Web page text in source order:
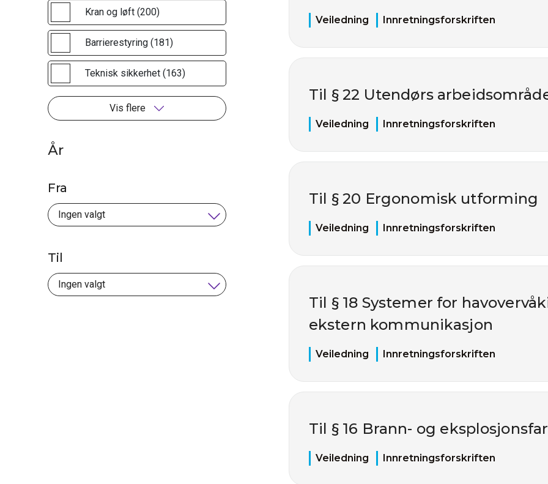
Kran og løft (200)
Barrierestyring (181)
Teknisk sikkerhet (163)
Vis flere
År
Fra
Til
Veiledning Innretningsforskriften
Til § 22 Utendørs
Veiledning Innretningsforskriften
Til § 20 Ergonomisk utforming
Veiledning Innretningsforskriften
Til § 18 Systemer for
ekstern kommunikasjon
Veiledning Innretningsforskriften
Til § 16 Brann- og
Veiledning Innretningsforskriften